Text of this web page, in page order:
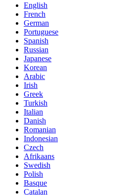
English
French
German
Portuguese
Spanish
Russian
Japanese
Korean
Arabic
Irish
Greek
Turkish
Italian
Danish
Romanian
Indonesian
Czech
Afrikaans
Swedish
Polish
Basque
Catalan